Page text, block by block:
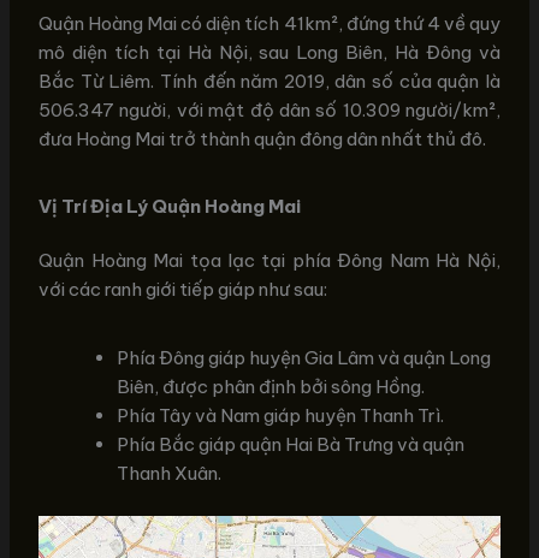
Quận Hoàng Mai có diện tích 41km², đứng thứ 4 về quy
mô diện tích tại Hà Nội, sau Long Biên, Hà Đông và
Bắc Từ Liêm. Tính đến năm 2019, dân số của quận là
506.347 người, với mật độ dân số 10.309 người/km²,
đưa Hoàng Mai trở thành quận đông dân nhất thủ đô.
Vị Trí Địa Lý Quận Hoàng Mai
Quận Hoàng Mai tọa lạc tại phía Đông Nam Hà Nội,
với các ranh giới tiếp giáp như sau:
Phía Đông giáp huyện Gia Lâm và quận Long
Biên, được phân định bởi sông Hồng.
Phía Tây và Nam giáp huyện Thanh Trì.
Phía Bắc giáp quận Hai Bà Trưng và quận
Thanh Xuân.